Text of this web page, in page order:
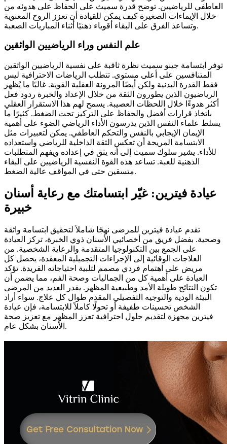
العاطفي للرياضيين. توضح قدرة سميث على الحفاظ على هدوئه من
خلال الإيماءات الصغيرة كيف يمكن للقيادة أن تعزز الروح المعنوية
وتساعد الفرق على البقاء أقوياء ذهنيًا أثناء المباريات الصعبة.
علم النفس وراء الرياضيين الواثقين
توفر ابتسامة جينو سميث نظرة ثاقبة على نفسية الرياضيين الواثقين
المتنافسين على أعلى مستوى. تتطلب الرياضات الاحترافية ليس
فقط القدرة البدنية ولكن أيضًا المرونة العقلية القوية. غالبًا ما يُظهر
الرياضيون الذين يطورون الثقة من خلال الإعداد والخبرة ردود فعل
أكثر هدوءًا خلال اللحظات العصيبة. يسمح لهم هذا الاستقرار العقلي
باتخاذ قرارات أفضل والحفاظ على التركيز تحت الضغط. كثيرًا ما
يسلط علماء النفس الذين يدرسون الأداء الرياضي الضوء على أهمية
الإيمان الإيجابي بالنفس والتحكم العاطفي. يمكن لتعبيرات مثل
الابتسامة المريحة أن تعكس الثقة الداخلية للرياضي واستعداده
للأداء. يشير سلوك سميث إلى أنه يثق في إعداده ويفهم المتطلبات
الذهنية للعبة. تساعد هذه القوة النفسية الرياضيين على البقاء
متسقين حتى في المواقف عالية الضغط.
عيادة فيترين: غيّر ابتسامتك مع رعاية أسنان
خبيرة
تقدم عيادة فيترين للمرضى نهجًا شاملاً لتحقيق ابتسامة واثقة
وصحية. بفضل فريق من أخصائيي الأسنان ذوي الخبرة، تركز العيادة
على الجمع بين التكنولوجيا المتقدمة والرعاية الشخصية. من
العلاجات الوقائية إلى الإجراءات التجميلية المعقدة، يحصل كل
مريض على اهتمام فردي مصمم لتلبية احتياجاته الفريدة. تؤكد
العيادة على أهمية كل من الجماليات وصحة الفم، مما يضمن أن
تكون النتائج طويلة الأمد وطبيعية المظهر. يقدر العديد من المرضى
البيئة الودية والتوجيه التفصيلي المقدم طوال كل علاج. سواء أراد
الشخص تحسينات طفيفة أو تحولًا كاملاً للابتسامة، فإن عيادة
فيترين مجهزة لتقديم حلول احترافية تعزز المظهر مع تعزيز صحة
الأسنان بشكل عام.